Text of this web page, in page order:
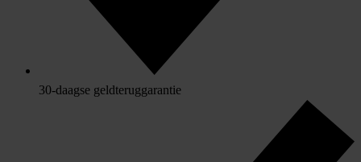
30-daagse geldteruggarantie